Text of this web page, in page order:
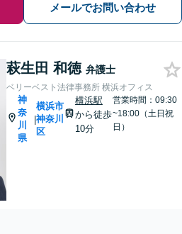
メールでお問い合わせ
萩生田 和徳 弁護士
ベリーベスト法律事務所 横浜オフィス
神
奈
川
県
|
横浜市
神奈川
区
横浜駅
から徒歩
10分
営業時間：09:30
~18:00（土日祝
日）